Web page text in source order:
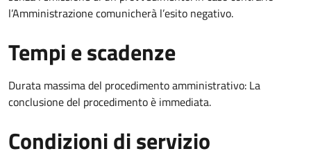
l’Amministrazione comunicherà l’esito negativo.
Tempi e scadenze
Durata massima del procedimento amministrativo: La
conclusione del procedimento è immediata.
Condizioni di servizio